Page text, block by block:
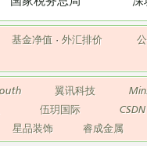
基金净值· 外汇排价
翼讯科技
伍玥国际 CSDN
星品装饰 睿成金属